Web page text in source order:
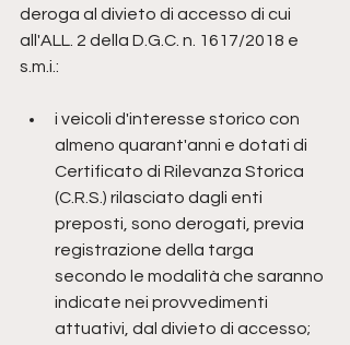
deroga al divieto di accesso di cui
all'ALL. 2 della D.G.C. n. 1617/2018 e
s.m.i.:
i veicoli d'interesse storico con
almeno quarant'anni e dotati di
Certificato di Rilevanza Storica
(C.R.S.) rilasciato dagli enti
preposti, sono derogati, previa
registrazione della targa
secondo le modalità che saranno
indicate nei provvedimenti
attuativi, dal divieto di accesso;